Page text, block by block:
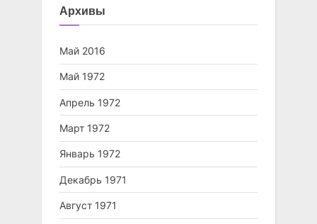
Архивы
Май 2016
Май 1972
Апрель 1972
Март 1972
Январь 1972
Декабрь 1971
Август 1971